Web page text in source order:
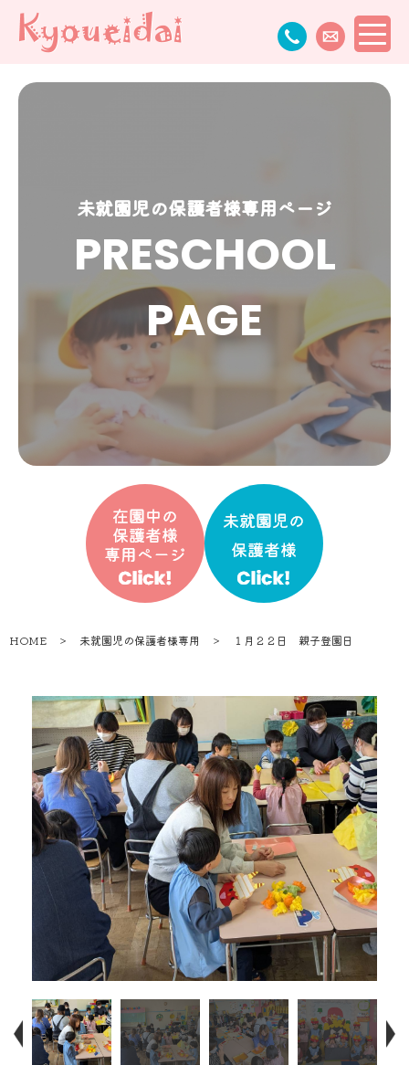
未就園児の保護者様専用ページ
PRESCHOOL
PAGE
HOME ＞ 未就園児の保護者様専用 ＞ １月２２日 親子登園日